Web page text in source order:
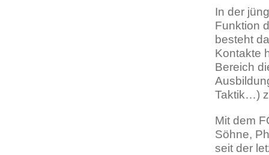
In der
Funktion
besteht
Kontakte
Bereich
Taktik…)
Mit dem
Söhne,
seit der